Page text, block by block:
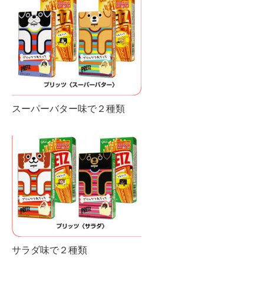
スーパーバター味で２種類
サラダ味で２種類